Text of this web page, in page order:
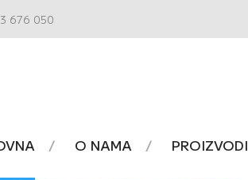
676 050
O NAMA PROIZVODI